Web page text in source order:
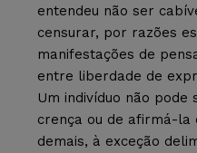
entendeu não ser
censurar, por razões
manifestações de
entre liberdade de
Um indivíduo não
crença ou de afirmá-la
demais, à exceção